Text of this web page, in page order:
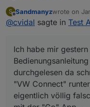
nicht zu
Ich habe mir
von dem
nur mit der "Go"
S
Offline
Sandmanyzwrote on
last edited
@cvidal sagte in Test
Ich habe mir
durchgelesen da
"VW Connect"
eigentlich völlig